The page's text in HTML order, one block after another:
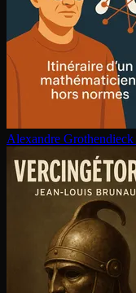
Alexandre Gro­then­dieck